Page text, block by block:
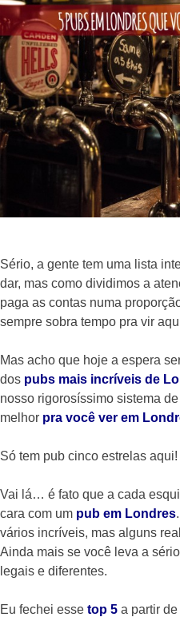
Sério, a gente tem uma lista
dar, mas como dividimos a
paga as contas numa
sempre sobra tempo pra vir
Mas acho que hoje a espera
dos pubs mais incríveis de
nosso rigorosíssimo sistema
melhor pra você ver em
Só tem pub cinco estrelas aqui!
Vai lá… é fato que a cada
cara com um pub em Londres
vários incríveis, mas alguns
Ainda mais se você leva a
legais e diferentes.
Eu fechei esse top 5 a partir